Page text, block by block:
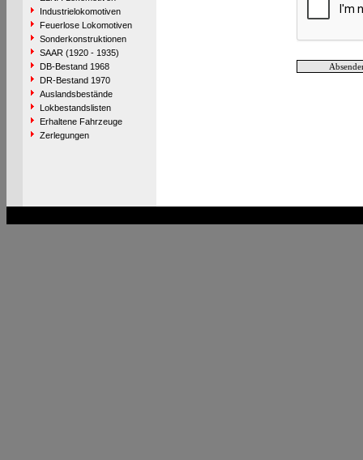
Industrielokomotiven
Feuerlose Lokomotiven
Sonderkonstruktionen
SAAR (1920 - 1935)
DB-Bestand 1968
DR-Bestand 1970
Auslandsbestände
Lokbestandslisten
Erhaltene Fahrzeuge
Zerlegungen